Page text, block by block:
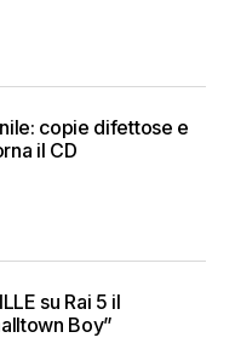
copie difettose e
il CD
su Rai 5 il
Boy”